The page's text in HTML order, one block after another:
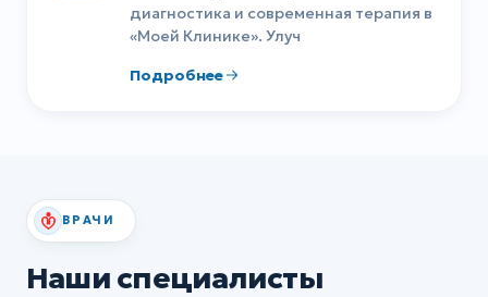
диагностика и современная терапия в
«Моей Клинике». Улуч
Подробнее
ВРАЧИ
Наши специалисты